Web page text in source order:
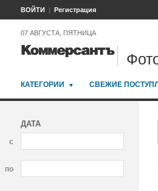
ВОЙТИ Регистрация
07 АВГУСТА, ПЯТНИЦА
КАТЕГОРИИ СВЕЖИЕ
ДАТА
с
по